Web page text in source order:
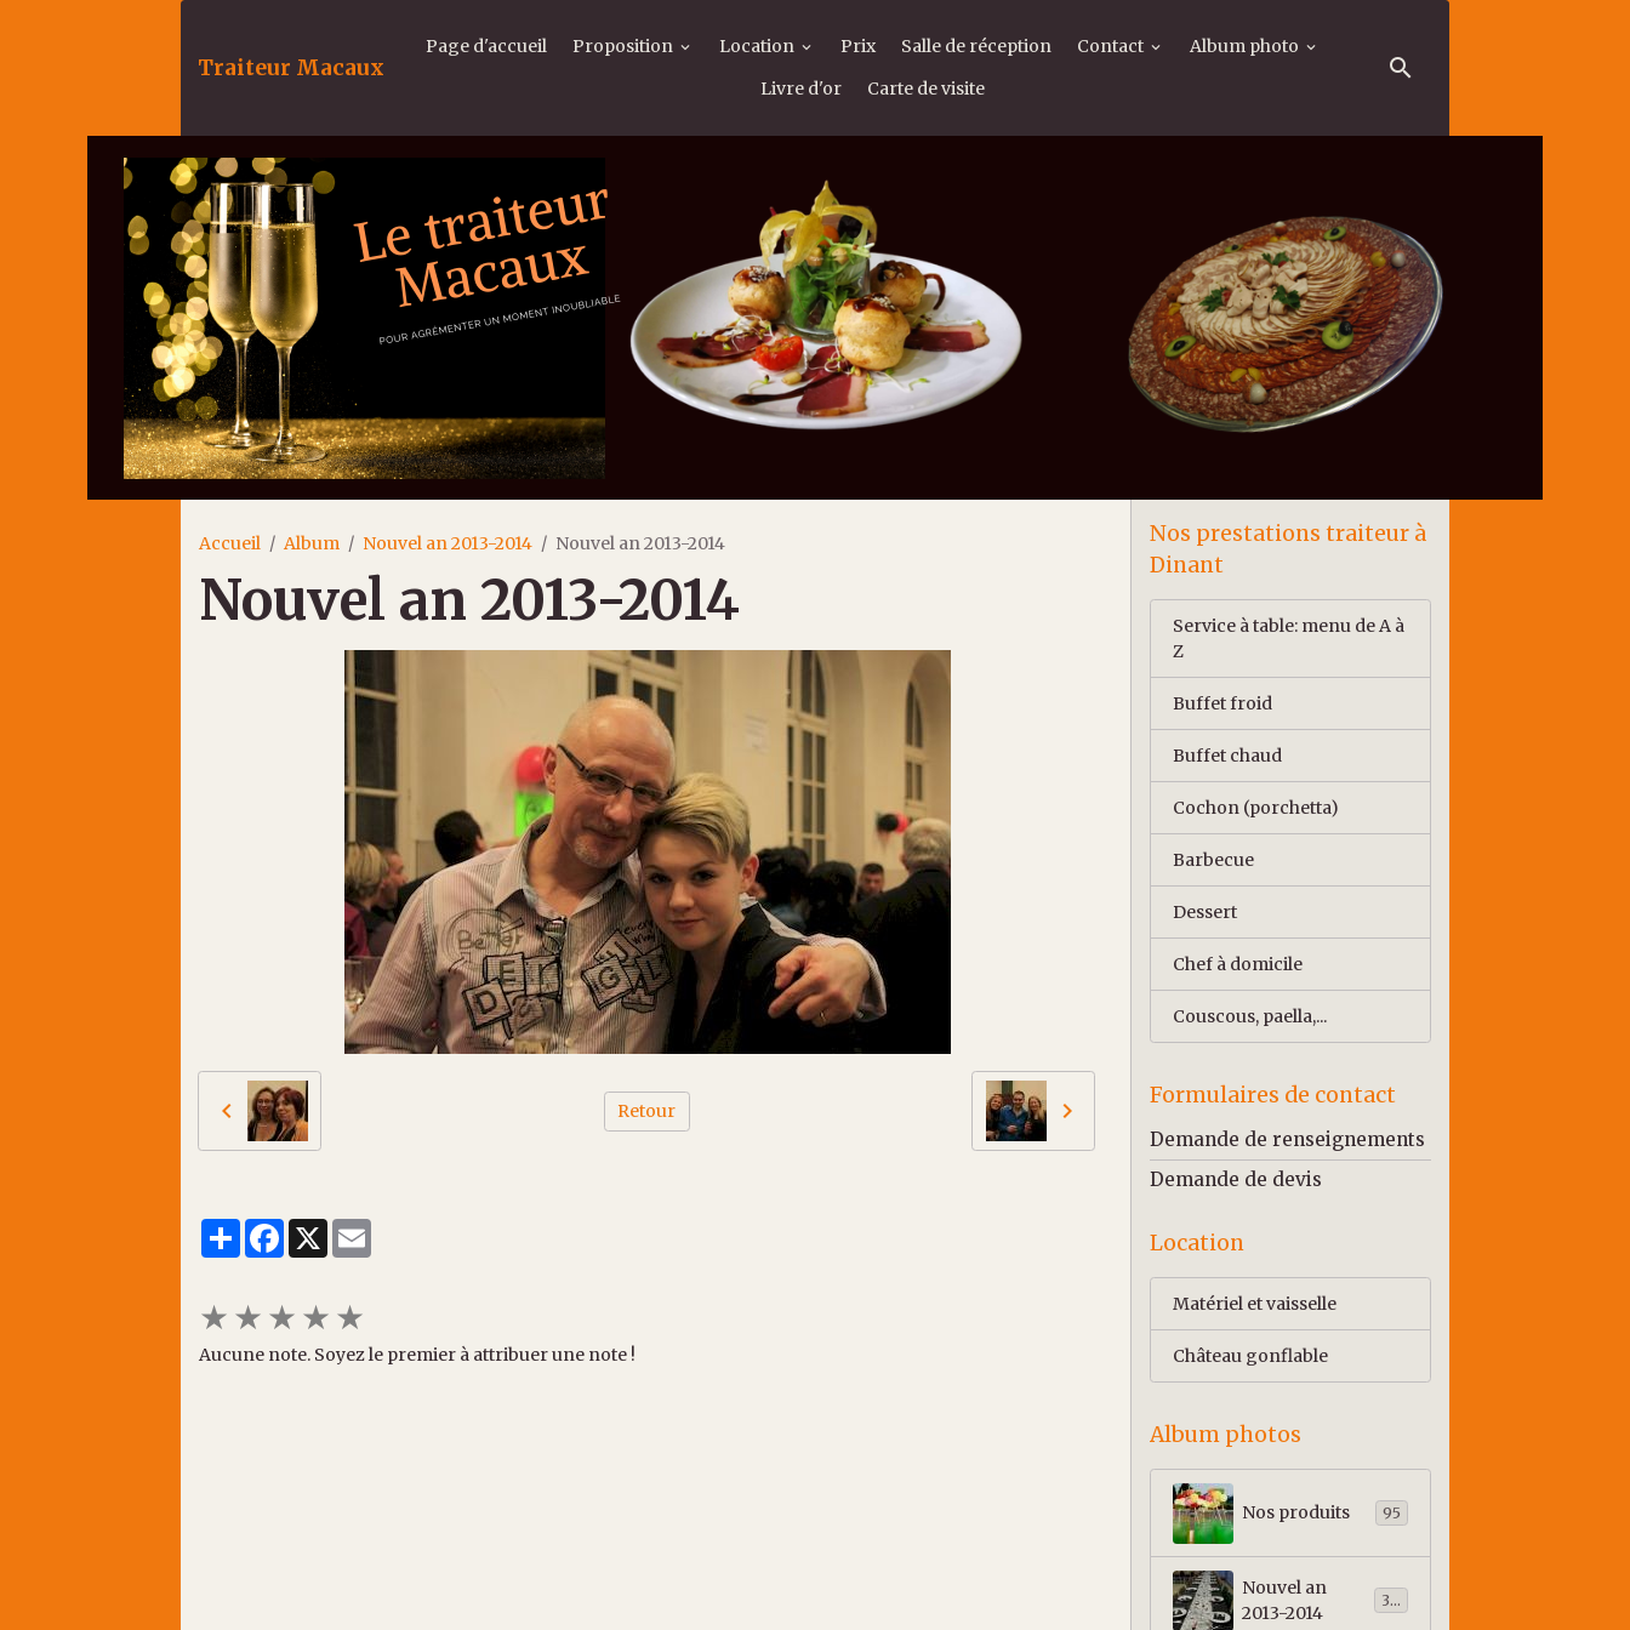
Traiteur Macaux
Page d'accueil Proposition Location Prix Salle de réception Contact
Album photo
Livre d'or
Carte de visite
Accueil Album Nouvel an 2013-2014 Nouvel an 2013-2014
Nouvel an 2013-2014
Retour
PartagerFacebook
X
★★★★★
Aucune note. Soyez le premier à attribuer une note !
Nos prestations traiteur à
Dinant
Service à table: menu de A à
Z
Buffet froid
Buffet chaud
Cochon (porchetta)
Barbecue
Dessert
Chef à domicile
Couscous, paella,...
Formulaires de contact
Demande de renseignements
Demande de devis
Location
Matériel et vaisselle
Château gonflable
Album photos
Nos produits 95
Nouvel an
2013-2014
303